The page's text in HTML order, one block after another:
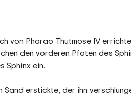
von Pharao Thutmose IV
den vorderen Pfoten des
Sphinx ein.
Sand erstickte, der ihn